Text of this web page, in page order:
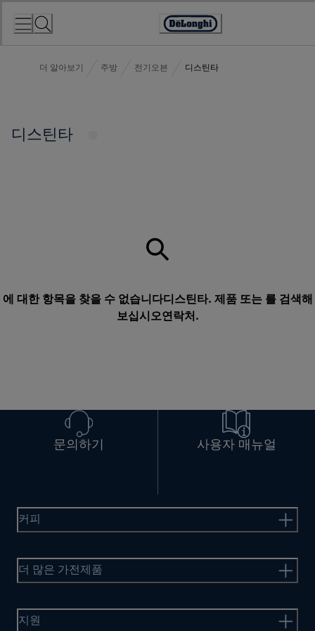
Accessibility
더 알아보기 주방 전기오븐 디스틴타
디스틴타
에 대한 항목을 찾을 수 없습니다디스틴타. 제품 또는 를 검색해
보십시오연락처 .
문의하기 사용자 매뉴얼
커피
더 많은 가전제품
지원